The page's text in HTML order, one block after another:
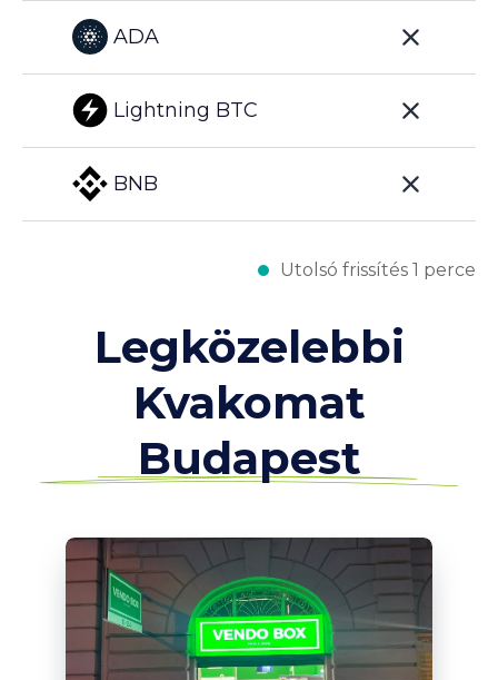
ADA
Lightning BTC
BNB
Utolsó frissítés 1 perce
Legközelebbi
Kvakomat
Budapest